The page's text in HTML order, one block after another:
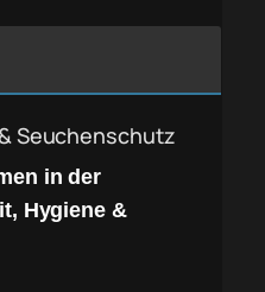
Seuchenschutz
in der
Hygiene &